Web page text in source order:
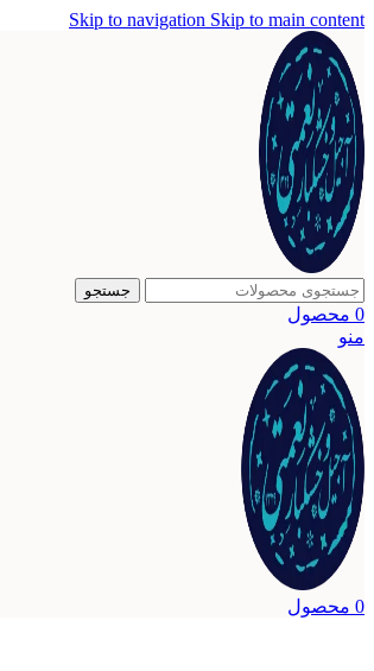
Skip to navigation Skip to main content
جستجو
0 محصول
منو
0 محصول